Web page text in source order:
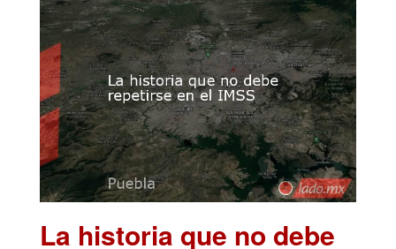
La historia que no debe